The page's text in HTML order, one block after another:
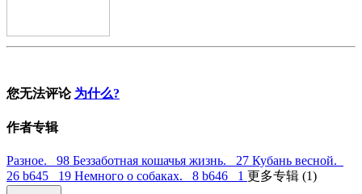
您无法评论 为什么?
作者专辑
Разное. 98 Беззаботная кошачья жизнь. 27 Кубань весной.
26 b645 19 Немного о собаках. 8 b646 1 更多专辑 (1)